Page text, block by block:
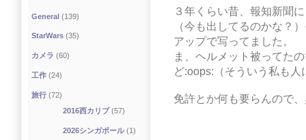
３年くらい昔、報知新聞
（今も出してるのかな？
アップで写ってました。
ま、ヘルメット被ってた
ど:oops:（そういう私も
免許とか何も要らんので
General (139)
StarWars (35)
カメラ (60)
工作 (24)
旅行 (72)
2016西カリブ(57)
2026シンガポール(1)